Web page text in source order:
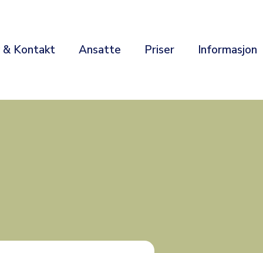
Kontakt Ansatte Priser Informasjon